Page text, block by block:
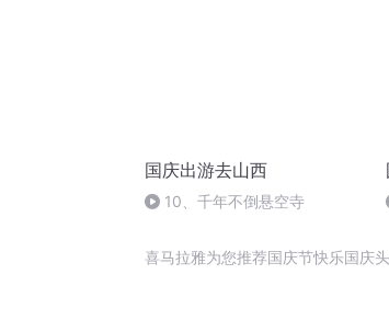
国庆出游去山西
10、千年不倒悬空寺
喜马拉雅为您推荐国庆节快乐国庆